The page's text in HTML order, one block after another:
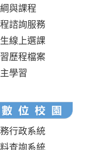
與課程
諮詢服務
線上選課
歷程檔案
學習
行政系統
查詢系統